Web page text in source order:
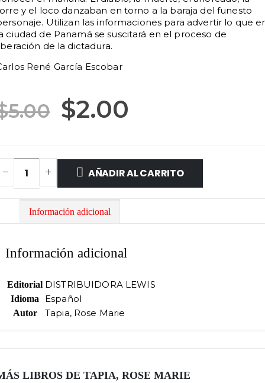
y el loco danzaban en torno a la baraja del funesto
Utilizan las informaciones para advertir lo que
ciudad de Panamá se suscitará en el proceso de
de la dictadura.
René García Escobar
5.00 El
original
era:
$5.00.
$2.00
actual
es:
$2.00.
AÑADIR AL CARRITO
Información adicional
Información adicional
Editorial DISTRIBUIDORA LEWIS
Idioma Español
Autor Tapia, Rose Marie
LIBROS DE TAPIA, ROSE MARIE